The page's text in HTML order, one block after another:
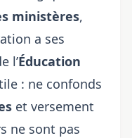
ministères,
a ses
l’Éducation
: ne confonds
et versement
ne sont pas